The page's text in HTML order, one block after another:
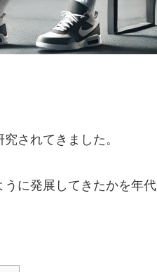
されてきました。
に発展してきたかを年代